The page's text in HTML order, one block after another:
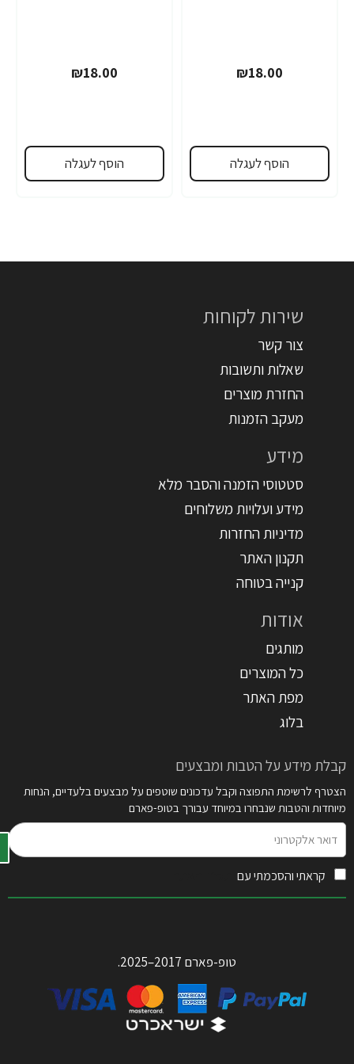
₪18.00
הוסף לעגלה
₪18.00
הוסף לעגלה
שירות לקוחות
צור קשר
שאלות ותשובות
החזרת מוצרים
מעקב הזמנות
מידע
סטטוסי הזמנה והסבר מלא
מידע ועלויות משלוחים
מדיניות החזרות
תקנון האתר
קנייה בטוחה
אודות
מותגים
כל המוצרים
מפת האתר
בלוג
קבלת מידע על הטבות ומבצעים
הצטרף לרשימת התפוצה וקבל עדכונים שוטפים על מבצעים בלעדיים, הנחות
מיוחדות והטבות שנבחרו במיוחד עבורך בטופ-פארם
אלקטרוני
קראתי והסכמתי עם
טופ-פארם 2017–2025.